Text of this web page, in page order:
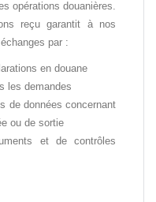
opérations douanières.
reçu garantit à nos
par :
en douane
les demandes
de données concernant
ou de sortie
et de contrôles